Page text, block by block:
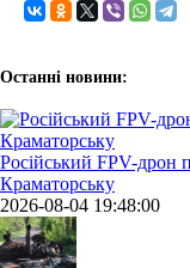
Останні новини:
Російський FPV-дрон
Краматорську
2026-08-04 19:48:00